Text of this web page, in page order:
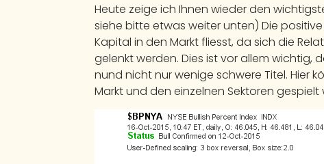
Heute zeige ich Ihnen wieder den
siehe bitte etwas weiter unten) Die
Kapital in den Markt fliesst, da sich die
gelenkt werden. Dies ist vor allem wichtig,
nund nicht nur wenige schwere Titel. Hier
Markt und den einzelnen Sektoren gespielt